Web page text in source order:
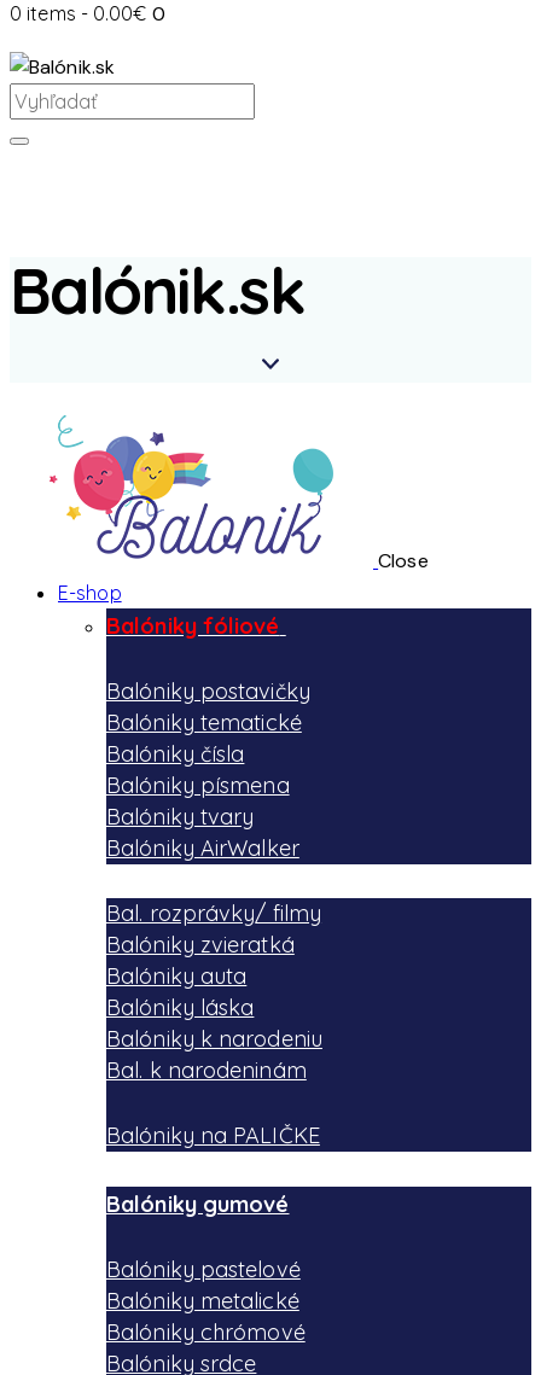
0 items - 0.00€ 0
Balónik.sk
Close
E-shop
Balóniky fóliové
Balóniky postavičky
Balóniky tematické
Balóniky čísla
Balóniky písmena
Balóniky tvary
Balóniky AirWalker
Bal. rozprávky/ filmy
Balóniky zvieratká
Balóniky auta
Balóniky láska
Balóniky k narodeniu
Bal. k narodeninám
Balóniky na PALIČKE
Balóniky gumové
Balóniky pastelové
Balóniky metalické
Balóniky chrómové
Balóniky srdce